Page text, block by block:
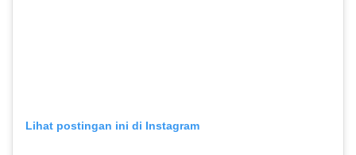
Lihat postingan ini di Instagram